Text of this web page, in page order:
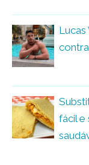
Lucas
fácil e